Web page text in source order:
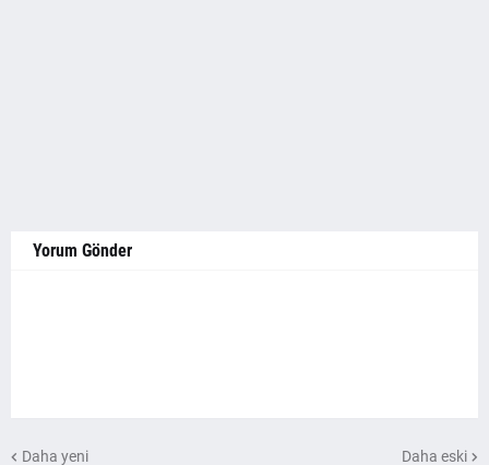
Yorum Gönder
Daha yeni Daha eski